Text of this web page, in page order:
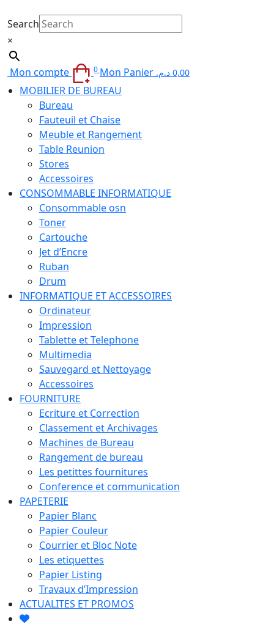
Search
×
Mon compte 0 Mon Panier 0,00 د.م.
MOBILIER DE BUREAU
Bureau
Fauteuil et Chaise
Meuble et Rangement
Table Reunion
Stores
Accessoires
CONSOMMABLE INFORMATIQUE
Consommable osn
Toner
Cartouche
Jet d’Encre
Ruban
Drum
INFORMATIQUE ET ACCESSOIRES
Ordinateur
Impression
Tablette et Telephone
Multimedia
Sauvegard et Nettoyage
Accessoires
FOURNITURE
Ecriture et Correction
Classement et Archivages
Machines de Bureau
Rangement de bureau
Les petittes fournitures
Conference et communication
PAPETERIE
Papier Blanc
Papier Couleur
Courrier et Bloc Note
Les etiquettes
Papier Listing
Travaux d’Impression
ACTUALITES ET PROMOS